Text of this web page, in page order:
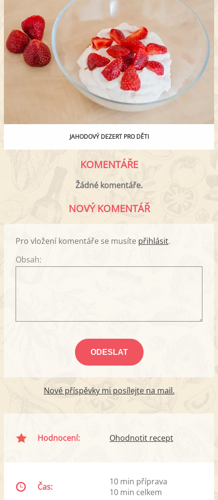
JAHODOVÝ DEZERT PRO DĚTI
KOMENTÁŘE
Žádné komentáře.
NOVÝ KOMENTÁŘ
Pro vložení komentáře se musíte přihlásit.
Obsah:
Nové příspěvky mi posílejte na mail.
Hodnocení: Ohodnotit recept
Čas:
10 min příprava
10 min celkem